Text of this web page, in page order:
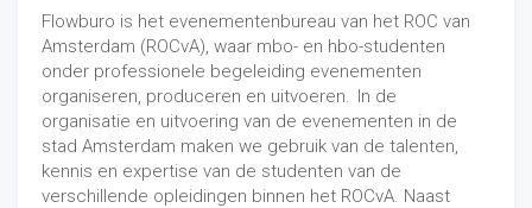
Flowburo is het evenementenbureau van het ROC van
Amsterdam (ROCvA), waar mbo- en hbo-studenten
onder professionele begeleiding evenementen
organiseren, produceren en uitvoeren. In de
organisatie en uitvoering van de evenementen in de
stad Amsterdam maken we gebruik van de talenten,
kennis en expertise van de studenten van de
verschillende opleidingen binnen het ROCvA. Naast